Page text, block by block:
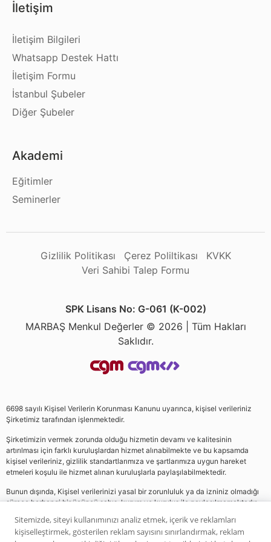
İletişim
İletişim Bilgileri
Whatsapp Destek Hattı
İletişim Formu
İstanbul Şubeler
Diğer Şubeler
Akademi
Eğitimler
Seminerler
Gizlilik Politikası Çerez Poliltikası
KVKK
Veri Sahibi Talep Formu
SPK Lisans No: G-061 (K-002)
MARBAŞ Menkul Değerler © 2026 | Tüm Hakları
Saklıdır.
6698 sayılı Kişisel Verilerin Korunması Kanunu uyarınca, kişisel verileriniz
Şirketimiz tarafından işlenmektedir.
Şirketimizin vermek zorunda olduğu hizmetin devamı ve kalitesinin
artırılması için farklı kuruluşlardan hizmet alınabilmekte ve bu kapsamda
kişisel verileriniz, gizlilik standartlarımıza ve şartlarımıza uygun hareket
etmeleri koşulu ile hizmet alınan kuruluşlarla paylaşılabilmektedir.
Bunun dışında, Kişisel verilerinizi yasal bir zorunluluk ya da izniniz olmadığı
sürece herhangi bir üçüncü şahıs, kurum ve kuruluş ile paylaşılmamaktadır.
Sitemizde, siteyi kullanımınızı analiz etmek, içerik ve reklamları
kişiselleştirmek, gösterilen reklam sayısını sınırlandırmak, reklam